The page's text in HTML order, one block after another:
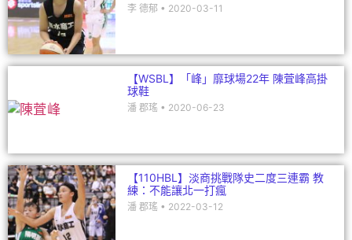
李 德郁 2020-03-11
【WSBL】「峰」靡球場22年 陳萓峰高掛
球鞋
潘 郡瑤 2020-06-23
【110HBL】淡商挑戰隊史二度三連霸 教
練：不能讓北一打瘋
潘 郡瑤 2022-03-12